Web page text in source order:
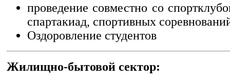
проведение совместно со
спартакиад, спортивных
Оздоровление студентов
Жилищно-бытовой сектор: